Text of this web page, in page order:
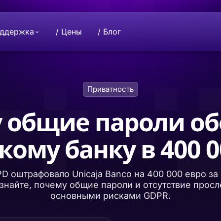
/ Цены / Блог
Beeble
Миссия
Совместное развитие индустрии
конфиденциальности. Ваши данные
инструмента
проекта
Поддержите нас
Хотите сделать пожертвование?
нами, чтобы внести свой вклад.
Приватность
общие пароли
банку в 400
оштрафовало Unicaja Banco на 400 000 евро
почему общие пароли и отсутствие
основными рисками GDPR.